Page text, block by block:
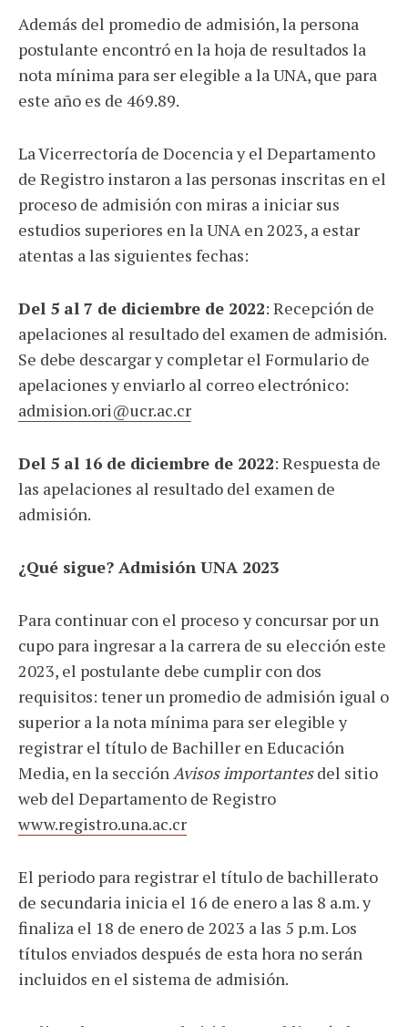
Además del promedio de admisión, la persona
postulante encontró en la hoja de resultados la
nota mínima para ser elegible a la UNA, que para
este año es de 469.89.
La Vicerrectoría de Docencia y el Departamento
de Registro instaron a las personas inscritas en el
proceso de admisión con miras a iniciar sus
estudios superiores en la UNA en 2023, a estar
atentas a las siguientes fechas:
Del 5 al 7 de diciembre de 2022: Recepción de
apelaciones al resultado del examen de admisión.
Se debe descargar y completar el Formulario de
apelaciones y enviarlo al correo electrónico:
admision.ori@ucr.ac.cr
Del 5 al 16 de diciembre de 2022: Respuesta de
las apelaciones al resultado del examen de
admisión.
¿Qué sigue? Admisión UNA 2023
Para continuar con el proceso y concursar por un
cupo para ingresar a la carrera de su elección este
2023, el postulante debe cumplir con dos
requisitos: tener un promedio de admisión igual o
superior a la nota mínima para ser elegible y
registrar el título de Bachiller en Educación
Media, en la secciónAvisos importantesdel sitio
web del Departamento de Registro
www.registro.una.ac.cr
El periodo para registrar el título de bachillerato
de secundaria inicia el 16 de enero a las 8 a.m. y
finaliza el 18 de enero de 2023 a las 5 p.m. Los
títulos enviados después de esta hora no serán
incluidos en el sistema de admisión.